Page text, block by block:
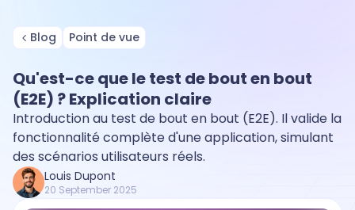
Blog Point de vue
Qu'est-ce que le test de bout en bout
(E2E) ? Explication claire
Introduction au test de bout en bout (E2E). Il valide la
fonctionnalité complète d'une application, simulant
des scénarios utilisateurs réels.
Louis Dupont
20 September 2025